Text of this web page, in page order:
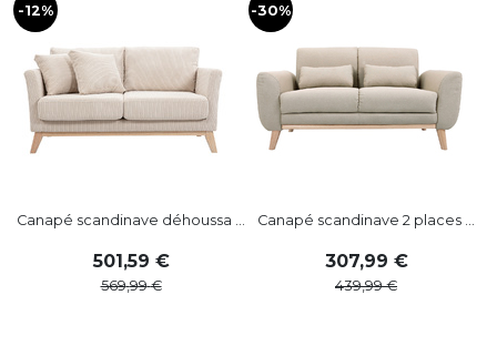
-12%
Canapé scandinave déhoussa ...
501,59
569,99
-30%
Canapé scandinave 2 places ...
307,99
439,99